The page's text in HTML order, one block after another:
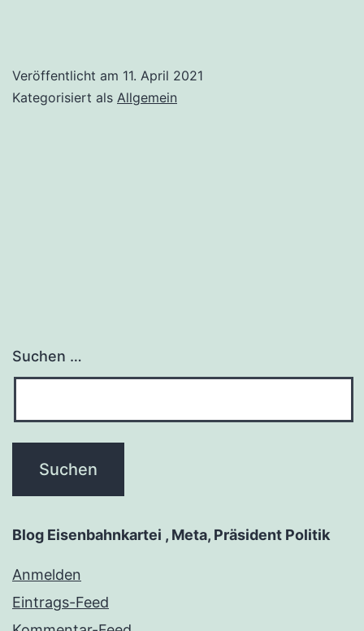
Veröffentlicht am 11. April 2021
Kategorisiert als Allgemein
Suchen …
Blog Eisenbahnkartei , Meta, Präsident Politik
Anmelden
Eintrags-Feed